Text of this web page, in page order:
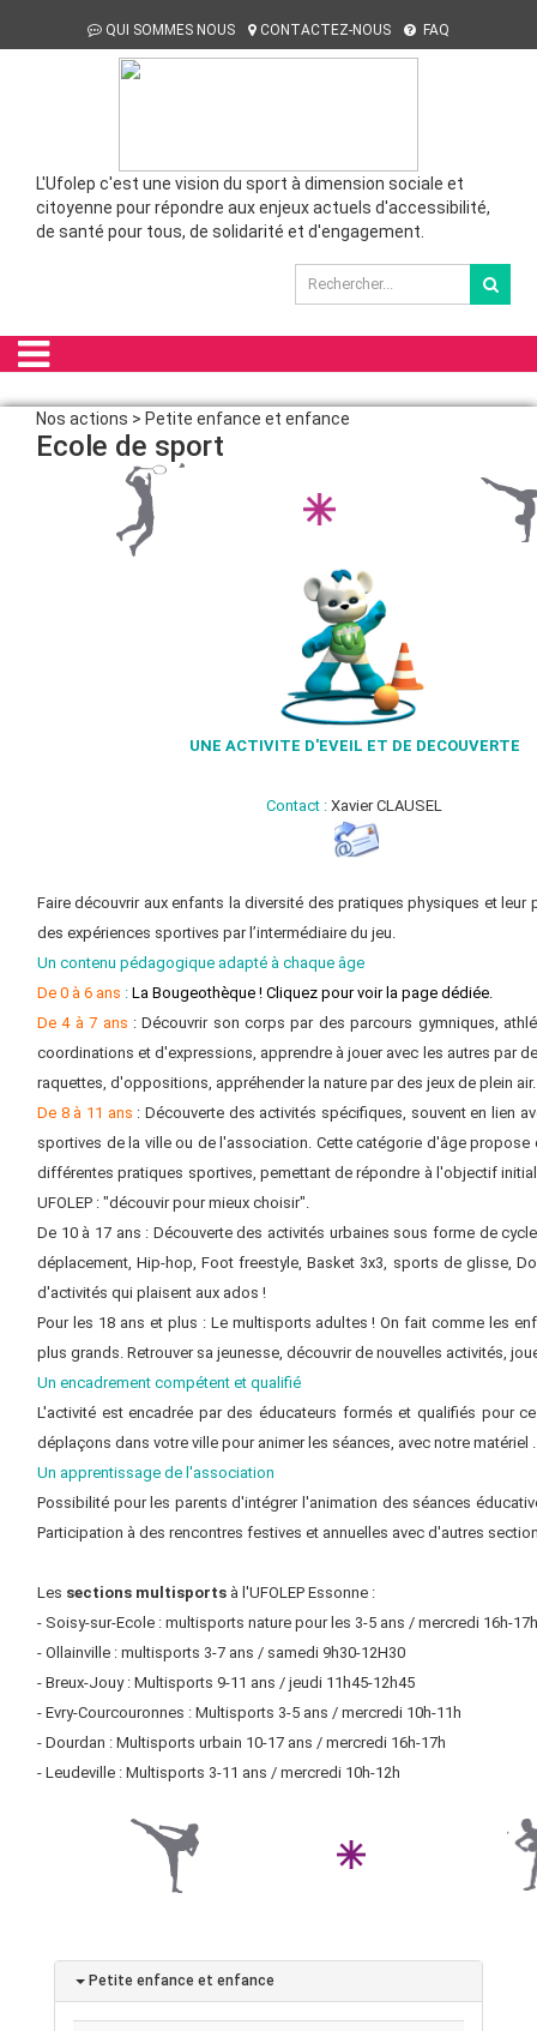
QUI SOMMES NOUS CONTACTEZ-NOUS FAQ
L'Ufolep c'est une vision du sport à dimension sociale et
citoyenne pour répondre aux enjeux actuels d'accessibilité,
de santé pour tous, de solidarité et d'engagement.
Nos actions > Petite enfance et enfance
Ecole de sport
UNE ACTIVITE D'EVEIL ET DE DECOUVERTE
Contact : Xavier CLAUSEL
Faire découvrir aux enfants la diversité des pratiques physiques et leur
des expériences sportives par l’intermédiaire du jeu.
Un contenu pédagogique adapté à chaque âge
De 0 à 6 ans : La Bougeothèque ! Cliquez pour voir la page dédiée.
De 4 à 7 ans : Découvrir son corps par des parcours gymniques,
coordinations et d'expressions, apprendre à jouer avec les autres par
raquettes, d'oppositions, appréhender la nature par des jeux de plein air.
De 8 à 11 ans : Découverte des activités spécifiques, souvent en lien
sportives de la ville ou de l'association. Cette catégorie d'âge propose
différentes pratiques sportives, pemettant de répondre à l'objectif
UFOLEP : "découvir pour mieux choisir".
De 10 à 17 ans : Découverte des activités urbaines sous forme de
déplacement, Hip-hop, Foot freestyle, Basket 3x3, sports de glisse,
d'activités qui plaisent aux ados !
Pour les 18 ans et plus : Le multisports adultes ! On fait comme les
plus grands. Retrouver sa jeunesse, découvrir de nouvelles activités,
Un encadrement compétent et qualifié
L'activité est encadrée par des éducateurs formés et qualifiés pour
déplaçons dans votre ville pour animer les séances, avec notre matériel .
Un apprentissage de l'association
Possibilité pour les parents d'intégrer l'animation des séances
Participation à des rencontres festives et annuelles avec d'autres
Les sections multisports à l'UFOLEP Essonne :
- Soisy-sur-Ecole : multisports nature pour les 3-5 ans / mercredi 16h-17h
- Ollainville : multisports 3-7 ans / samedi 9h30-12H30
- Breux-Jouy : Multisports 9-11 ans / jeudi 11h45-12h45
- Evry-Courcouronnes : Multisports 3-5 ans / mercredi 10h-11h
- Dourdan : Multisports urbain 10-17 ans / mercredi 16h-17h
- Leudeville : Multisports 3-11 ans / mercredi 10h-12h
Petite enfance et enfance